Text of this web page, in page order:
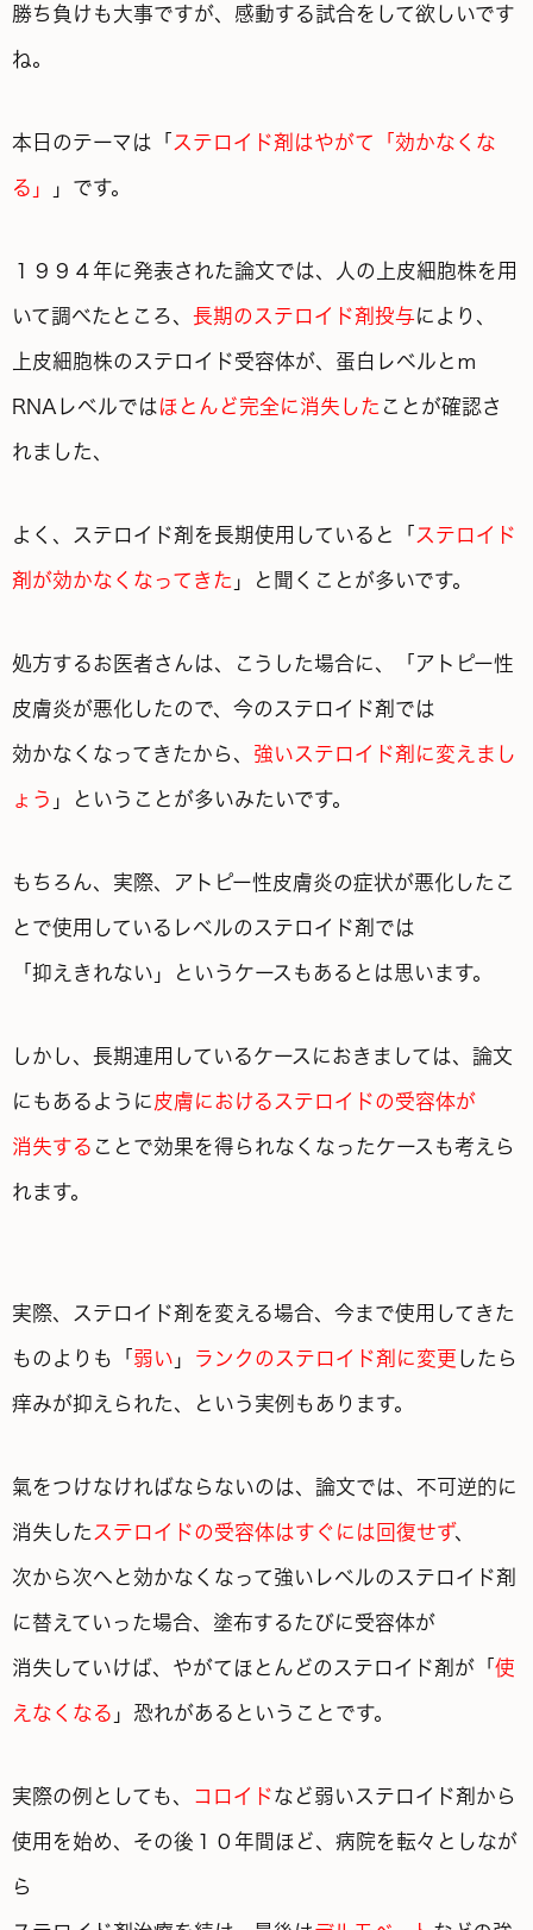
勝ち負けも大事ですが、感動する試合をして欲しいです
ね。
本日のテーマは「 ステロイド剤はやがて「効かなくな
る」 」です。
１９９４年に発表された論文では、人の上皮細胞株を用
いて調べたところ、 長期のステロイド剤投与により、
上皮細胞株のステロイド受容体が、蛋白レベルとｍ
RNAレベルでは ほとんど完全に消失した ことが確認さ
れました、
よく、ステロイド剤を長期使用していると「 ステロイド
剤が効かなくなってきた 」と聞くことが多いです。
処方するお医者さんは、こうした場合に、「アトピー性
皮膚炎が悪化したので、今のステロイド剤では
効かなくなって きたから、 強いステロイド剤に変えまし
ょう 」ということが多いみたいです。
もちろん、実際、アトピー性皮膚炎の症状が悪化したこ
とで使用しているレベルのステロイド剤では
「抑えきれない」というケースもあるとは思います。
しかし、長期連用しているケースにおきましては、論文
にもあるように 皮膚におけるステロイドの受容体が
消失する ことで効果を得られなくなったケースも考えら
れます。
実際、ステロイド剤を変える場合、今まで使用してきた
ものよりも「 弱い 」 ランクのステロイド剤に変更 したら
痒みが抑えられた、という実例もあります。
氣をつけなければならないのは、論文では、不可逆的に
消失した ステロイドの受容体はすぐには回復せず、
次から次へと効かなくなって強いレベルのステロイド剤
に替えていった場合、塗布するたびに受容体が
消失していけば、やがてほとんどのステロイド剤が「 使
えなくなる 」恐れがあるということです。
実際の例としても、 コロイドなど弱いステロイド剤から
使用を始め、その後１０年間ほど、病院を転々としなが
ら